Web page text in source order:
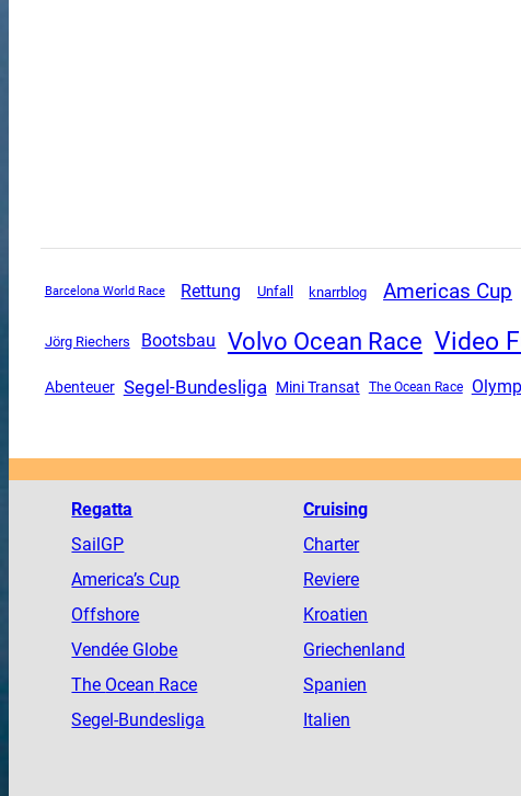
Barcelona World Race Rettung Unfall knarrblog Americas Cup
Jörg Riechers Bootsbau Volvo Ocean Race Video
Abenteuer Segel-Bundesliga Mini Transat The Ocean Race
Regatta
SailGP
America’s Cup
Offshore
Vendée Globe
The Ocean Race
Segel-Bundesliga
Cruising
Charter
Reviere
Kroatien
Griechenland
Spanien
Italien